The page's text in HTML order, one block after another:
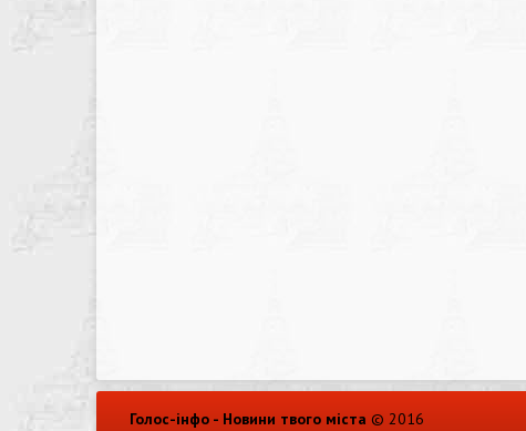
Голос-інфо - Новини твого міста © 2016